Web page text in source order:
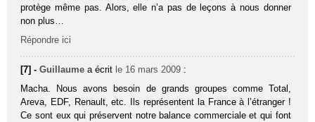
protège même pas. Alors, elle n’a pas de leçons à nous donner
non plus…
Répondre ici
[7] -Guillaume a écrit le 16 mars 2009 :
Macha. Nous avons besoin de grands groupes comme Total,
Areva, EDF, Renault, etc. Ils représentent la France à l’étranger !
Ce sont eux qui préservent notre balance commerciale et qui font